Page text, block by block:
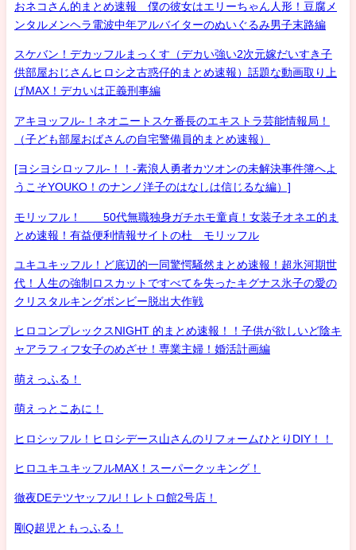
おネコさん的まとめ速報 僕の彼女はエリーちゃん人形！豆腐メ
ンタルメンヘラ電波中年アルバイターのぬいぐるみ男子末路編
スケバン！デカッフルまっくす（デカい強い2次元嫁だいすき子
供部屋おじさんヒロシ之古惑仔的まとめ速報）話題な動画取り上
げMAX！デカいは正義刑事編
アキヨッフル-！ネオニートスケ番長のエキストラ芸能情報局！
（子ども部屋おばさんの自宅警備員的まとめ速報）
[ヨシヨシロッフル-！！-素浪人勇者カツオンの未解決事件簿へよ
うこそYOUKO！のナンノ洋子のはなしは信じるな編）]
モリッフル！ 50代無職独身ガチホモ童貞！女装子オネエ的ま
とめ速報！有益便利情報サイトの杜 モリッフル
ユキユキッフル！ど底辺的一同驚愕騒然まとめ速報！超氷河期世
代！人生の強制ロスカットですべてを失ったキグナス氷子の愛の
クリスタルキングボンビー脱出大作戦
ヒロコンプレックスNIGHT 的まとめ速報！！子供が欲しいど陰キ
ャアラフィフ女子のめざせ！専業主婦！婚活計画編
萌えっふる！
萌えっとこあに！
ヒロシッフル！ヒロシデース山さんのリフォームひとりDIY！！
ヒロユキユキッフルMAX！スーパークッキング！
徹夜DEテツヤッフル!！レトロ館2号店！
剛Q超児ともっふる！